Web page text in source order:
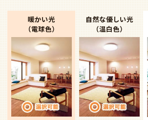
暖かい光
（電球色）
自然な優しい光
（温白色）